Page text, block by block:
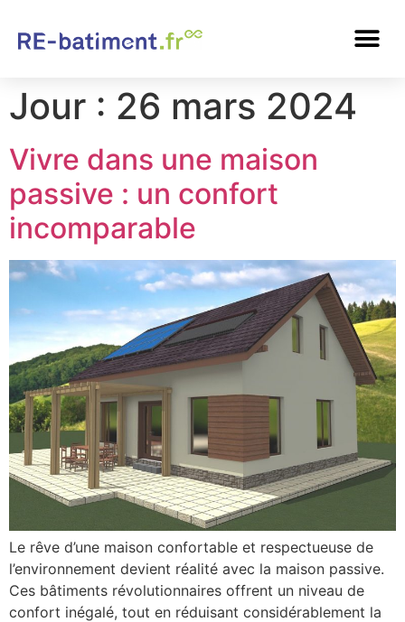
Jour : 26 mars 2024
Vivre dans une maison
passive : un confort
incomparable
Le rêve d’une maison confortable et respectueuse de
l’environnement devient réalité avec la maison passive.
Ces bâtiments révolutionnaires offrent un niveau de
confort inégalé, tout en réduisant considérablement la